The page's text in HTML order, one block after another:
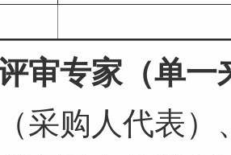
审专家（单一
采购人代表